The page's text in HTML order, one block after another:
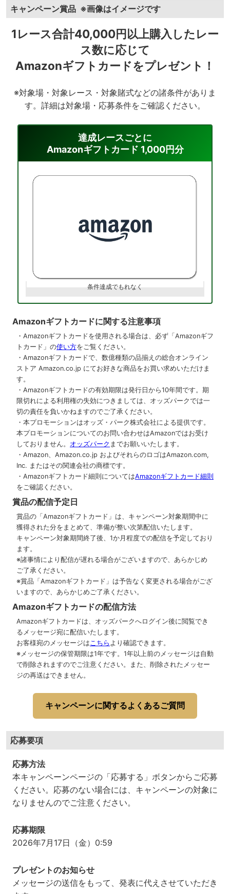
キャンペーン賞品 ※画像はイメージです
1レース合計40,000円以上購入したレー
ス数に応じて
Amazonギフトカードをプレゼント！
※対象場・対象レース・対象賭式などの諸条件がありま
す。詳細は対象場・応募条件をご確認ください。
達成レースごとに
Amazonギフトカード 1,000円分
条件達成でもれなく
Amazonギフトカードに関する注意事項
・Amazonギフトカードを使用される場合は、必ず「Amazonギフ
トカード」の使い方をご覧ください。
・Amazonギフトカードで、数億種類の品揃えの総合オンライン
ストア Amazon.co.jp にてお好きな商品をお買い求めいただけま
す。
・Amazonギフトカードの有効期限は発行日から10年間です。期
限切れによる利用権の失効につきましては、オッズパークでは一
切の責任を負いかねますのでご了承ください。
・本プロモーションはオッズ・パーク株式会社による提供です。
本プロモーションについてのお問い合わせはAmazonではお受け
しておりません。 オッズパーク までお願いいたします。
・Amazon、Amazon.co.jp およびそれらのロゴはAmazon.com,
Inc. またはその関連会社の商標です。
・Amazonギフトカード細則についてはAmazonギフトカード細則
をご確認ください。
賞品の配信予定日
賞品の「Amazonギフトカード」は、キャンペーン対象期間中に
獲得された分をまとめて、準備が整い次第配信いたします。
キャンペーン対象期間終了後、1か月程度での配信を予定しており
ます。
※諸事情により配信が遅れる場合がございますので、あらかじめ
ご了承ください。​
※賞品「Amazonギフトカード」は予告なく変更される場合がござ
いますので、あらかじめご了承ください。​
Amazonギフトカードの配信方法
Amazonギフトカードは、オッズパークへログイン後に閲覧でき
るメッセージ宛に配信いたします。
お客様宛のメッセージは こちら より確認できます。
※メッセージの保管期限は1年です。1年以上前のメッセージは自動
で削除されますのでご注意ください。また、削除されたメッセー
ジの再送はできません。
キャンペーンに関するよくあるご質問
応募要項
応募方法
本キャンペーンページの「応募する」ボタンからご応募
ください。応募のない場合には、キャンペーンの対象に
なりませんのでご注意ください。
応募期限
2026年7月17日（金）0:59
プレゼントのお知らせ
メッセージの送信をもって、発表に代えさせていただき